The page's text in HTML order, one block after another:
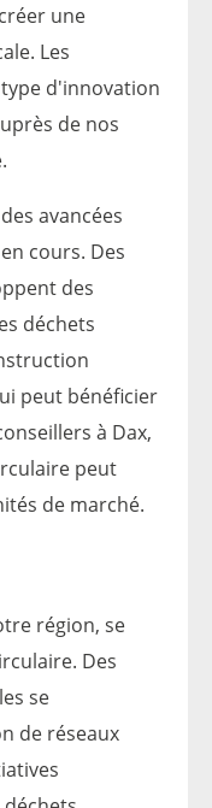
une
Les
d'innovation
de nos
avancées
cours. Des
des
déchets
peut bénéficier
à Dax,
peut
de marché.
région, se
Des
se
de réseaux